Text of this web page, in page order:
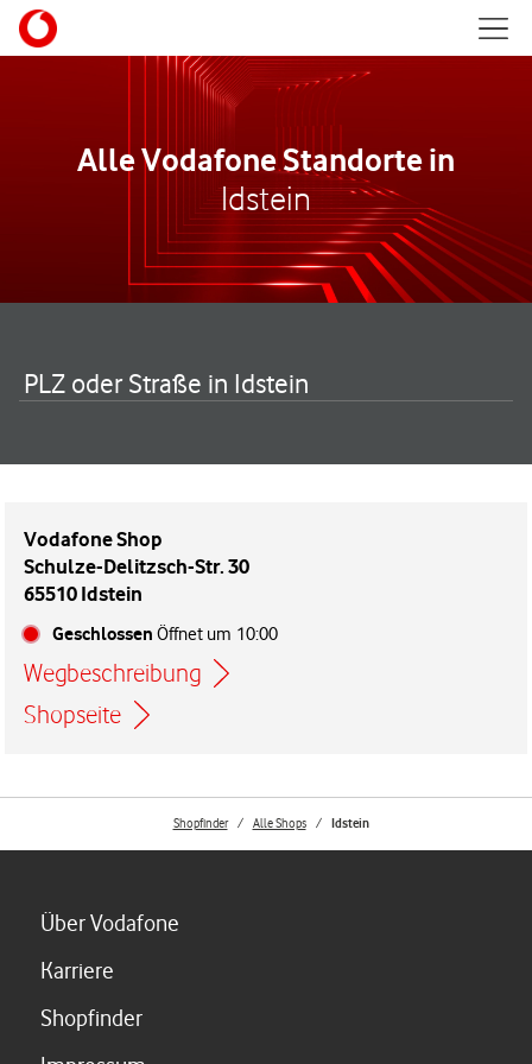
Skip to content
Alle Vodafone Standorte in
Idstein
PLZ oder Straße in Idstein
Vodafone Shop
Schulze-Delitzsch-Str. 30
65510 Idstein
Geschlossen Öffnet um 10:00
Wegbeschreibung
Link öffnet in einem neuen Tab
Shopseite
Shopfinder Alle Shops Idstein
Über Vodafone
Karriere
ShopfinderLink öffnet in einem neuen Tab